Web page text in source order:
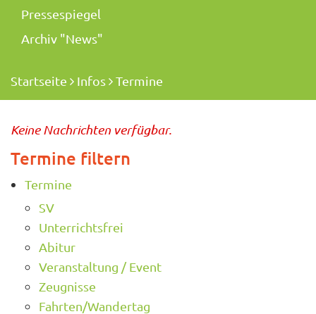
Pressespiegel
Archiv "News"
Startseite Infos Termine
Keine Nachrichten verfügbar.
Termine filtern
Termine
SV
Unterrichtsfrei
Abitur
Veranstaltung / Event
Zeugnisse
Fahrten/Wandertag